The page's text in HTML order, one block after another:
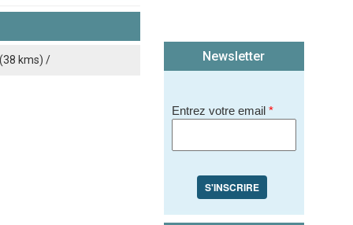
(38 kms) / Newsletter
Entrez votre email *
S'INSCRIRE